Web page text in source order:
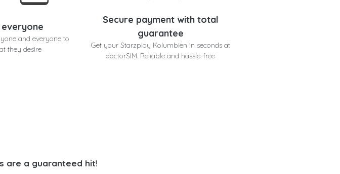
and everyone to
they desire
Secure payment with total
guarantee
Get your Starzplay Kolumbien in seconds at
doctorSIM. Reliable and hassle-free
are a guaranteed hit!